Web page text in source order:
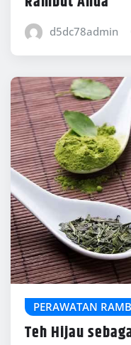
d5dc78admin
PERAWATAN
Teh Hijau